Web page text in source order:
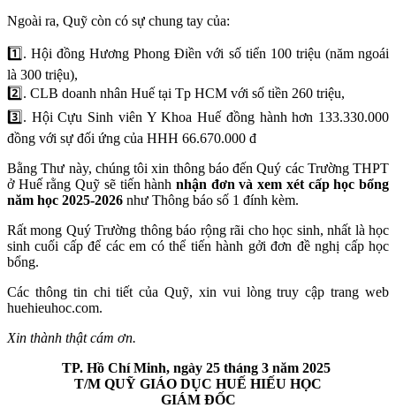
Ngoài ra, Quỹ còn có sự chung tay của:
1️⃣. Hội đồng Hương Phong Điền với số tiển 100 triệu (năm ngoái
là 300 triệu),
2️⃣. CLB doanh nhân Huế tại Tp HCM với số tiền 260 triệu,
3️⃣. Hội Cựu Sinh viên Y Khoa Huế đồng hành hơn 133.330.000
đồng với sự đối ứng của HHH 66.670.000 đ
Bằng Thư này, chúng tôi xin thông báo đến Quý các Trường THPT
ở Huế rằng Quỹ sẽ tiến hành nhận đơn và xem xét cấp học bổng
năm học 2025-2026 như Thông báo số 1 đính kèm.
Rất mong Quý Trường thông báo rộng rãi cho học sinh, nhất là học
sinh cuối cấp để các em có thể tiến hành gởi đơn đề nghị cấp học
bổng.
Các thông tin chi tiết của Quỹ, xin vui lòng truy cập trang web
huehieuhoc.com.
Xin thành thật cám ơn.
TP. Hồ Chí Minh, ngày 25 tháng 3 năm 2025
T/M QUỸ GIÁO DỤC HUẾ HIẾU HỌC
GIÁM ĐỐC